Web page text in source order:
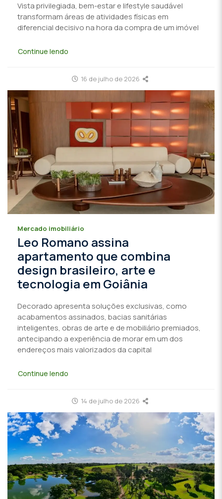
Vista privilegiada, bem-estar e lifestyle saudável
transformam áreas de atividades físicas em
diferencial decisivo na hora da compra de um imóvel
Continue lendo
16 de julho de 2026
Mercado imobiliário
Leo Romano assina
apartamento que combina
design brasileiro, arte e
tecnologia em Goiânia
Decorado apresenta soluções exclusivas, como
acabamentos assinados, bacias sanitárias
inteligentes, obras de arte e de mobiliário premiados,
antecipando a experiência de morar em um dos
endereços mais valorizados da capital
Continue lendo
14 de julho de 2026